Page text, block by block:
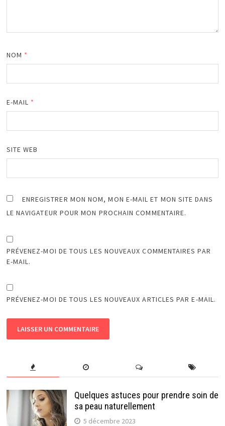
NOM *
E-MAIL *
SITE WEB
ENREGISTRER MON NOM, MON E-MAIL ET MON SITE DANS
LE NAVIGATEUR POUR MON PROCHAIN COMMENTAIRE.
PRÉVENEZ-MOI DE TOUS LES NOUVEAUX COMMENTAIRES PAR
E-MAIL.
PRÉVENEZ-MOI DE TOUS LES NOUVEAUX ARTICLES PAR E-MAIL.
Quelques astuces pour prendre soin de
sa peau naturellement
5 décembre 2023